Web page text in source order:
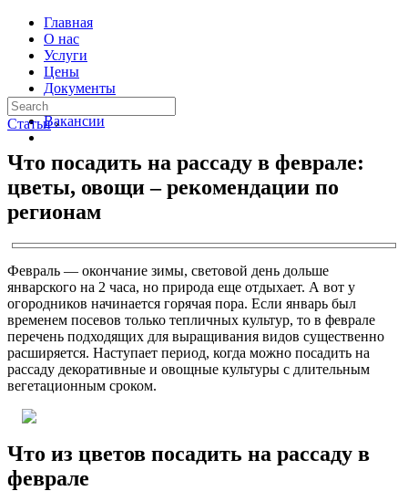
Главная
О нас
Услуги
Цены
Документы
Контакты
Вакансии
Статьи ›
Что посадить на рассаду в феврале:
цветы, овощи – рекомендации по
регионам
Февраль — окончание зимы, световой день дольше
январского на 2 часа, но природа еще отдыхает. А вот у
огородников начинается горячая пора. Если январь был
временем посевов только тепличных культур, то в феврале
перечень подходящих для выращивания видов существенно
расширяется. Наступает период, когда можно посадить на
рассаду декоративные и овощные культуры с длительным
вегетационным сроком.
Что из цветов посадить на рассаду в
феврале